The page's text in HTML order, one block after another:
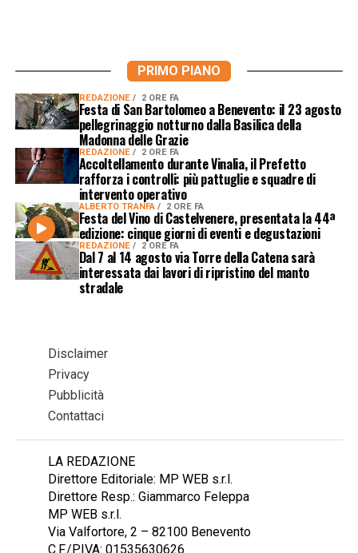
PRIMO PIANO
REDAZIONE 2 ORE FA
Festa di San Bartolomeo a Benevento: il 23 agosto
pellegrinaggio notturno dalla Basilica della
Madonna delle Grazie
REDAZIONE 2 ORE FA
Accoltellamento durante Vinalia, il Prefetto
rafforza i controlli: più pattuglie e squadre di
intervento operativo
ALBERTO TRANFA 2 ORE FA
Festa del Vino di Castelvenere, presentata la 44ª
edizione: cinque giorni di eventi e degustazioni
REDAZIONE 2 ORE FA
Dal 7 al 14 agosto via Torre della Catena sarà
interessata dai lavori di ripristino del manto
stradale
Disclaimer
Privacy
Pubblicità
Contattaci
LA REDAZIONE
Direttore Editoriale: MP WEB s.r.l.
Direttore Resp.: Giammarco Feleppa
MP WEB s.r.l.
Via Valfortore, 2 – 82100 Benevento
C.F./P.IVA: 01535630626